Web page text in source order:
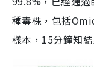
種毒株，包括
樣本，15分鐘知結